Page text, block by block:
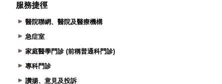
服務捷徑
醫院聯網、醫院及醫療機構
急症室
家庭醫學門診 (前稱普通科門診)
專科門診
讚揚、意見及投訴